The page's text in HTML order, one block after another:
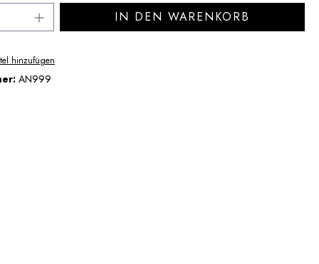
Anzahl: Gib den gewünschten Wert ein
IN DEN WARENKORB
hinzufügen
AN999